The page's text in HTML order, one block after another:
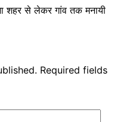
शहर से लेकर गांव तक मनायी
Required fields